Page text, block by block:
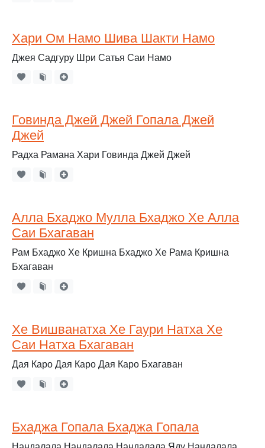
Хари Ом Намо Шива Шакти Намо
Джея Садгуру Шри Сатья Саи Намо
Говинда Джей Джей Гопала Джей
Джей
Радха Рамана Хари Говинда Джей Джей
Алла Бхаджо Мулла Бхаджо Хе Алла
Саи Бхагаван
Рам Бхаджо Хе Кришна Бхаджо Хе Рама Кришна
Бхагаван
Хе Вишванатха Хе Гаури Натха Хе
Саи Натха Бхагаван
Дая Каро Дая Каро Дая Каро Бхагаван
Бхаджа Гопала Бхаджа Гопала